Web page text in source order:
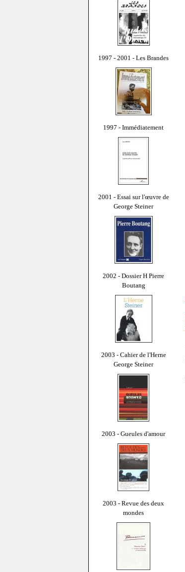
1997 - 2001 - Les Brandes
1997 - Immédiatement
2001 - Essai sur l'œuvre de
George Steiner
2002 - Dossier H Pierre
Boutang
2003 - Cahier de l'Herne
George Steiner
2003 - Gueules d'amour
2003 - Revue des deux
mondes